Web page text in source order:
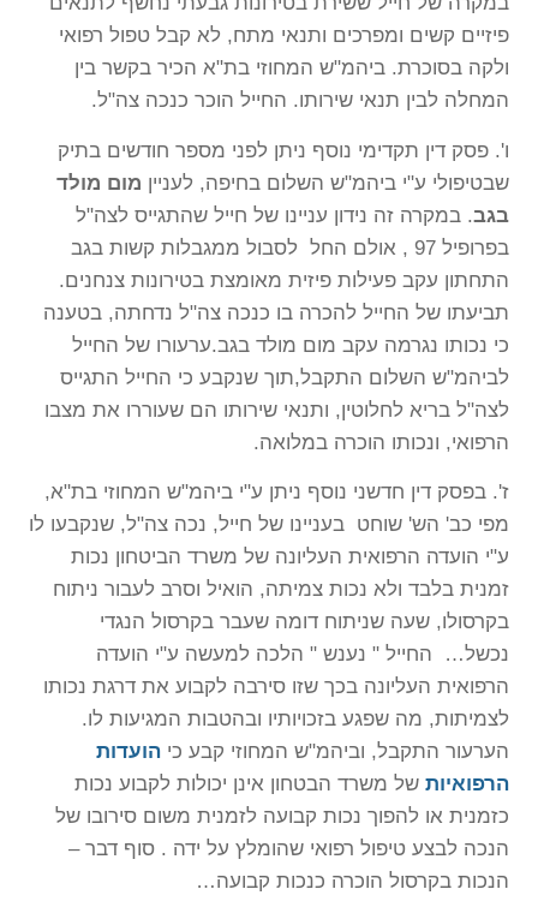
פיזיים קשים ומפרכים ותנאי מתח, לא קבל טפול רפואי
ולקה בסוכרת. ביהמ"ש המחוזי בת"א הכיר בקשר בין
המחלה לבין תנאי שירותו. החייל הוכר כנכה צה"ל.
ו'. פסק דין תקדימי נוסף ניתן לפני מספר חודשים בתיק
שבטיפולי ע"י ביהמ"ש השלום בחיפה, לעניין מום מולד
בגב. במקרה זה נידון עניינו של חייל שהתגייס לצה"ל
בפרופיל 97 , אולם החל לסבול ממגבלות קשות בגב
התחתון עקב פעילות פיזית מאומצת בטירונות צנחנים.
תביעתו של החייל להכרה בו כנכה צה"ל נדחתה, בטענה
כי נכותו נגרמה עקב מום מולד בגב.ערעורו של החייל
לביהמ"ש השלום התקבל,תוך שנקבע כי החייל התגייס
לצה"ל בריא לחלוטין, ותנאי שירותו הם שעוררו את מצבו
הרפואי, ונכותו הוכרה במלואה.
ז'. בפסק דין חדשני נוסף ניתן ע"י ביהמ"ש המחוזי בת"א,
מפי כב' הש' שוחט בעניינו של חייל, נכה צה"ל, שנקבעו לו
ע"י הועדה הרפואית העליונה של משרד הביטחון נכות
זמנית בלבד ולא נכות צמיתה, הואיל וסרב לעבור ניתוח
בקרסולו, שעה שניתוח דומה שעבר בקרסול הנגדי
נכשל… החייל " נענש " הלכה למעשה ע"י הועדה
הרפואית העליונה בכך שזו סירבה לקבוע את דרגת נכותו
לצמיתות, מה שפגע בזכויותיו ובהטבות המגיעות לו.
הערעור התקבל, וביהמ"ש המחוזי קבע כי הועדות
הרפואיות של משרד הבטחון אינן יכולות לקבוע נכות
כזמנית או להפוך נכות קבועה לזמנית משום סירובו של
הנכה לבצע טיפול רפואי שהומלץ על ידה . סוף דבר –
הנכות בקרסול הוכרה כנכות קבועה…